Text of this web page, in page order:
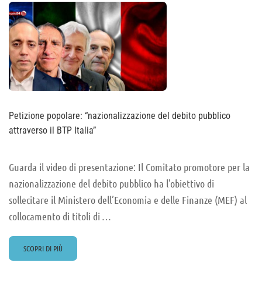
Petizione popolare: “nazionalizzazione del debito pubblico
attraverso il BTP Italia”
Guarda il video di presentazione: Il Comitato promotore per la
nazionalizzazione del debito pubblico ha l’obiettivo di
sollecitare il Ministero dell’Economia e delle Finanze (MEF) al
collocamento di titoli di …
READ
MORE
SCOPRI DI PIÙ